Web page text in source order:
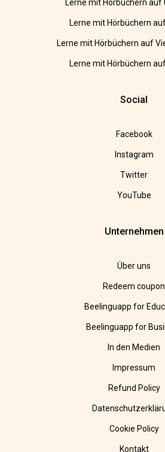
Lerne mit Hörbüchern auf
Lerne mit Hörbüchern
Lerne mit Hörbüchern auf
Lerne mit Hörbüchern
Social
Facebook
Instagram
Twitter
YouTube
Unternehmen
Über uns
Redeem coupon
Beelinguapp for
Beelinguapp for
In den Medien
Impressum
Refund Policy
Cookie Policy
Kontakt